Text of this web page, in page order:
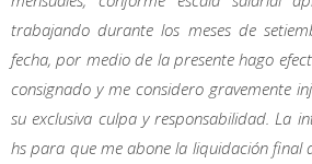
trabajando durante los meses de
fecha, por medio de la presente hago
consignado y me considero gravemente
su exclusiva culpa y responsabilidad. La
hs para que me abone la liquidación final